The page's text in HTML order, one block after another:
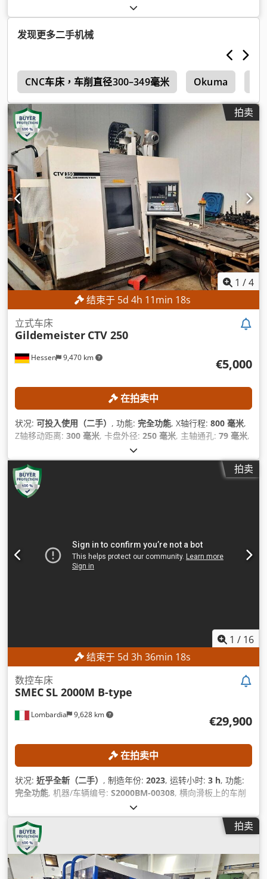
, 主轴速度（最大）:
器型号:Siemens 840 D, 功率:25 千瓦 (33.99 马力),
发现更多二手机械
CNC车床，车削直径300–349毫米 Okuma
拍卖
1 /4
结束于 5d 4h 11min 17s
Hessen 9,470 km
立式车床
Gildemeister CTV 250
€5,000
在拍卖中
状况: 可投入使用（二手） , 功能: 完全功能, X轴行程: 800 毫米,
Z轴移动距离: 300 毫米, 卡盘外径: 250 毫米, 主轴通孔: 79 毫米,
拍卖
1 / 16
结束于 5d 3h 36min 17s
Lombardia 9,628 km
数控车床
SMECSL 2000M B-type
€29,900
在拍卖中
状况: 近乎全新（二手） , 制造年份: 2023, 运转小时: 3 h, 功能:
完全功能, 机器/车辆编号: S2000BM-00308, 横向滑板上的车削
540 毫米
度（最大）:4,500 转/分, X轴行程:210 毫米, Z轴移动距离:600
毫米, 棒通过口: 拍卖